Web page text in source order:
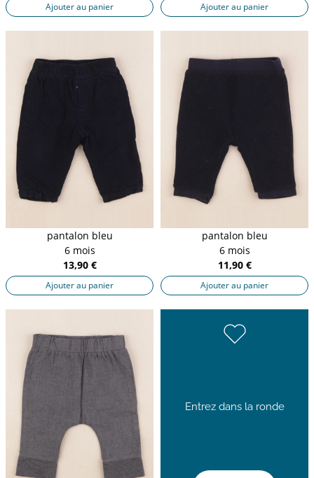
Ajouter au panier Ajouter au panier
pantalon bleu
6 mois
13,90 €
Ajouter au panier
pantalon bleu
6 mois
11,90 €
Ajouter au panier
Entrez dans la ronde